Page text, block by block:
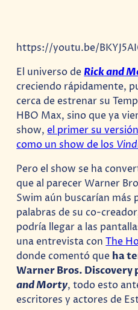
https://youtu.be/
El universo de Rick and
creciendo rápidamente,
cerca de estrenar su
HBO Max, sino que ya
show,el primer su
como un show de los
Pero el show se ha
que al parecer Warner
Swim aún buscarían más
palabras de su co-
podría llegar a las
una entrevista conThe
donde comentó que ha
Warner Bros. Discovery
and Morty, todo esto
escritores y actores de